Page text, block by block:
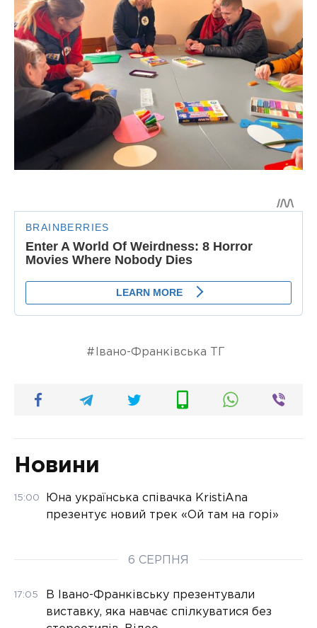
Івано-Франківська ТГ
Новини
15:00
Юна українська співачка KristiAna
презентує новий трек «Ой там на горі»
6 СЕРПНЯ
17:05
В Івано-Франківську презентували
виставку, яка навчає спілкуватися без